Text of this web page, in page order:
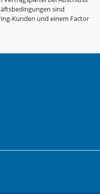
sind
Kunden und einem Factor